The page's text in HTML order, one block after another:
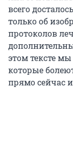
всего
только об
протоколов
этом тексте
которые
прямо сейчас